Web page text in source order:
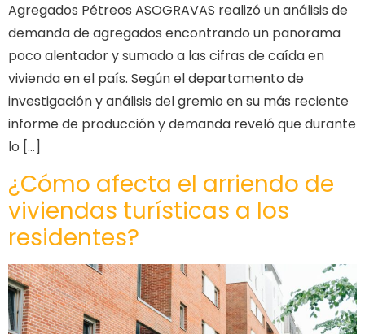
Agregados Pétreos ASOGRAVAS realizó un análisis de
demanda de agregados encontrando un panorama
poco alentador y sumado a las cifras de caída en
vivienda en el país. Según el departamento de
investigación y análisis del gremio en su más reciente
informe de producción y demanda reveló que durante
lo […]
¿Cómo afecta el arriendo de
viviendas turísticas a los
residentes?